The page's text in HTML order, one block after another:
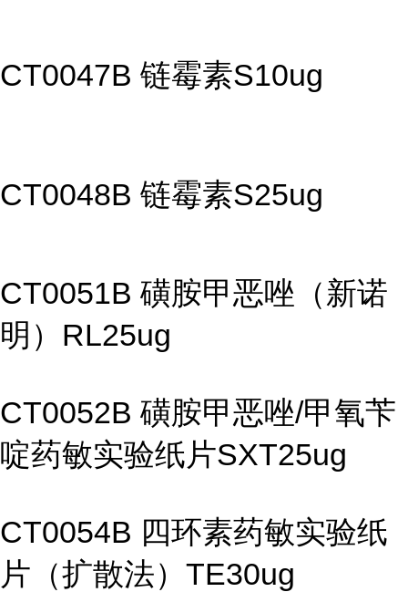
CT0047B 链霉素S10ug
CT0048B 链霉素S25ug
CT0051B 磺胺甲恶唑（新诺
明）RL25ug
CT0052B 磺胺甲恶唑/甲氧苄
啶药敏实验纸片SXT25ug
CT0054B 四环素药敏实验纸
片（扩散法）TE30ug